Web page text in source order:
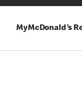
MyMcDonald's